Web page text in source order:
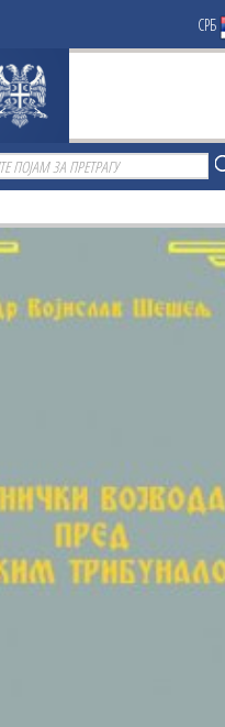
СРБ